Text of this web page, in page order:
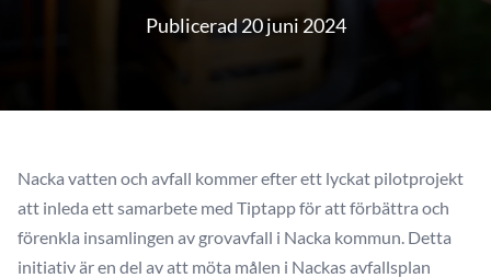
Publicerad 20 juni 2024
Nacka vatten och avfall kommer efter ett lyckat pilotprojekt
att inleda ett samarbete med Tiptapp för att förbättra och
förenkla insamlingen av grovavfall i Nacka kommun. Detta
initiativ är en del av att möta målen i Nackas avfallsplan